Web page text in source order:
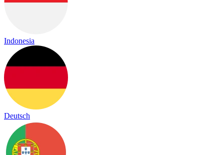
Indonesia
Deutsch